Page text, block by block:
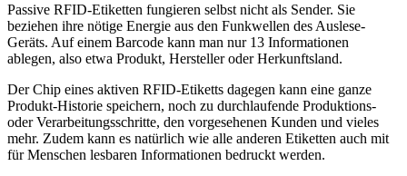
Passive RFID-Etiketten fungieren selbst nicht als Sender. Sie
beziehen ihre nötige Energie aus den Funkwellen des Auslese-
Geräts. Auf einem Barcode kann man nur 13 Informationen
ablegen, also etwa Produkt, Hersteller oder Herkunftsland.
Der Chip eines aktiven RFID-Etiketts dagegen kann eine ganze
Produkt-Historie speichern, noch zu durchlaufende Produktions-
oder Verarbeitungsschritte, den vorgesehenen Kunden und vieles
mehr. Zudem kann es natürlich wie alle anderen Etiketten auch mit
für Menschen lesbaren Informationen bedruckt werden.